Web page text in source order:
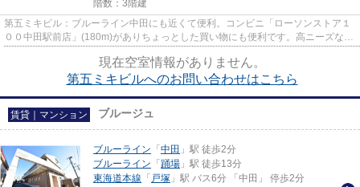
階数：3階建
第五ミキビル：ブルーライン中田にも近くて便利。コンビニ「ローソンストア１
００中田駅前店」(180m)がありちょっとした買い物にも便利です。高ニーズな駅
現在空室情報がありません。
第五ミキビルへのお問い合わせはこちら
賃貸｜マンション ブルージュ
ブルーライン 「 中田 」駅 徒歩2分
ブルーライン 「 踊場 」駅 徒歩13分
東海道本線 「 戸塚 」駅 バス6分 「中田」 停歩2分